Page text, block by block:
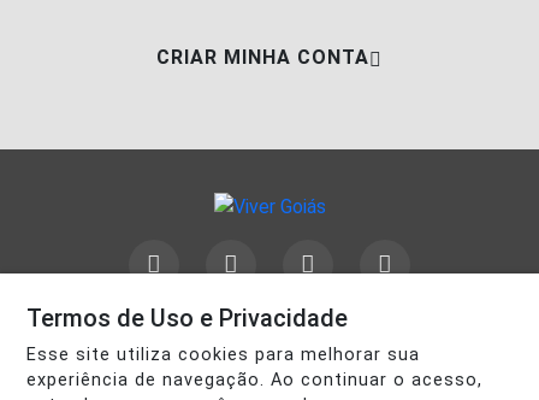
CRIAR MINHA CONTA
INÍCIO SOBRE | PAINEL DO LEITOR
TERMOS DE USO E PRIVACIDADE | FAQ | CONTATO
Termos de Uso e Privacidade
Esse site utiliza cookies para melhorar sua
experiência de navegação. Ao continuar o acesso,